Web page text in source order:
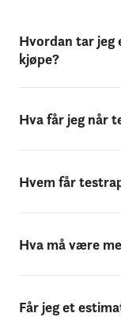
Hvordan tar jeg
kjøpe?
Hva får jeg når
Hvem får
Hva må være
Får jeg et